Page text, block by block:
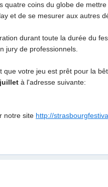
quatre coins du globe de
et de se mesurer aux autres
durant toute la durée du
jury de professionnels.
que votre jeu est prêt pour la
à l'adresse suivante:
notre site http://